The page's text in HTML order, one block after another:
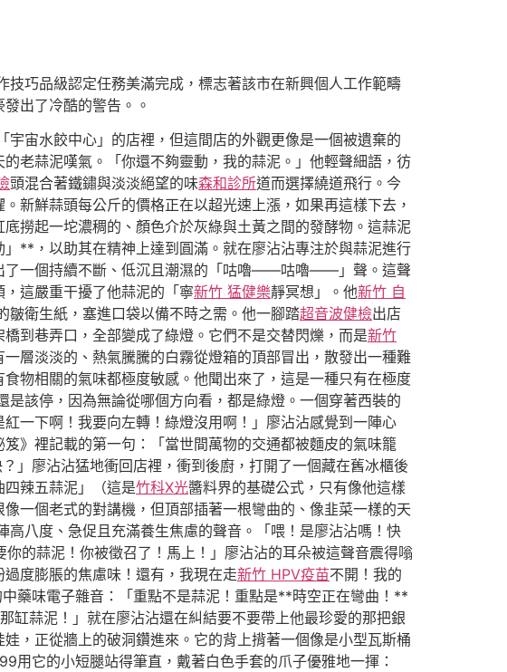
巧品級認定任務美滿完成，標志著該市在新興個人工作範疇
出了冷酷的警告。。
宙水餃中心」的店裡，但這間店的外觀更像是一個被遺棄的
老蒜泥嘆氣。「你還不夠靈動，我的蒜泥。」他輕聲細語，彷
頭混合著鐵鏽與淡淡絕望的味森和診所道而選擇繞道飛行。今
新鮮蒜頭每公斤的價格正在以超光速上漲，如果再這樣下去，
撈起一坨濃稠的、顏色介於灰綠與土黃之間的發酵物。這蒜泥
**，以助其在精神上達到圓滿。就在廖沾沾專注於與蒜泥進行
了一個持續不斷、低沉且潮濕的「咕嚕——咕嚕——」聲。這聲
這嚴重干擾了他蒜泥的「寧新竹 猛健樂靜冥想」。他新竹 自
皺衛生紙，塞進口袋以備不時之需。他一腳踏超音波健檢出店
到巷弄口，全部變成了綠燈。它們不是交替閃爍，而是新竹
層淡淡的、熱氣騰騰的白霧從燈箱的頂部冒出，散發出一種難
物相關的氣味都極度敏感。他聞出來了，這是一種只有在極度
是該停，因為無論從哪個方向看，都是綠燈。一個穿著西裝的
一下啊！我要向左轉！綠燈沒用啊！」廖沾沾感覺到一陣心
》裡記載的第一句：「當世間萬物的交通都被麵皮的氣味籠
」廖沾沾猛地衝回店裡，衝到後廚，打開了一個藏在舊冰櫃後
辣五蒜泥」（這是竹科X光醬料界的基礎公式，只有像他這樣
一個老式的對講機，但頂部插著一根彎曲的、像韭菜一樣的天
八度、急促且充滿養生焦慮的聲音。「喂！是廖沾沾嗎！快
的蒜泥！你被徵召了！馬上！」廖沾沾的耳朵被這聲音震得嗡
度膨脹的焦慮味！還有，我現在走新竹 HPV疫苗不開！我的
藥味電子雜音：「重點不是蒜泥！重點是**時空正在彎曲！**
蒜泥！」就在廖沾沾還在糾結要不要帶上他最珍愛的那把銀
娃，正從牆上的破洞鑽進來。它的背上揹著一個像是小型瓦斯桶
它的小短腿站得筆直，戴著白色手套的爪子優雅地一揮：